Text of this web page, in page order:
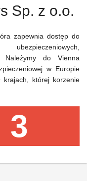
Sp. z o.o.
3
zapewnia dostęp do
Należymy do Vienna
w Europie
krajach, której korzenie